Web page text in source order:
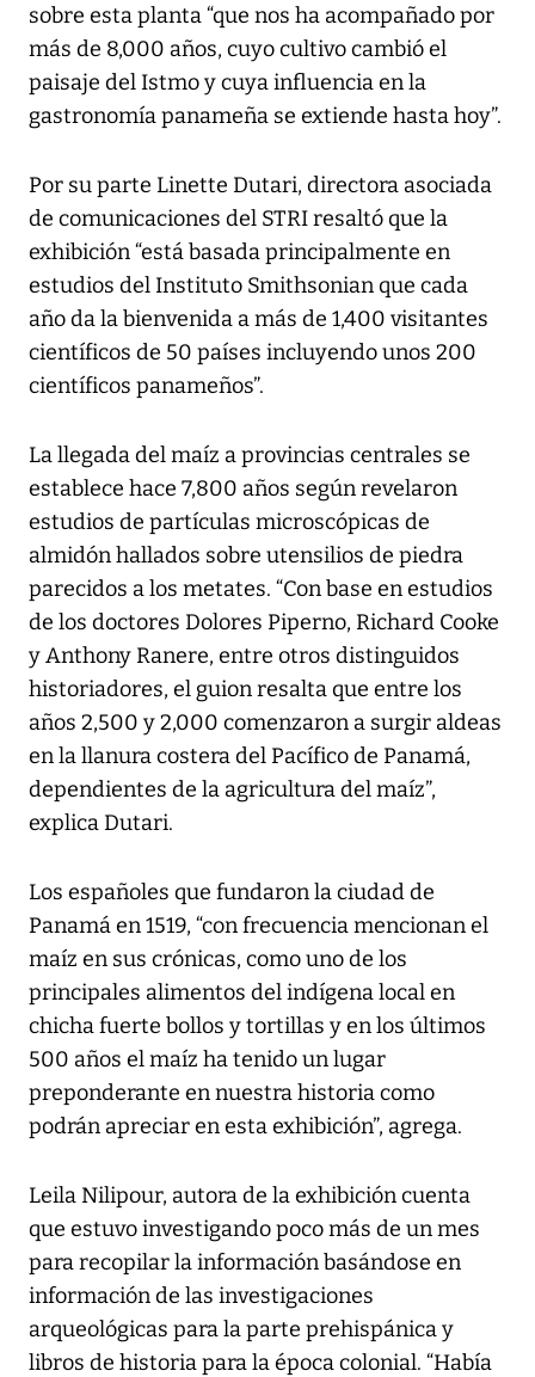
sobre esta planta “que nos ha acompañado por
más de 8,000 años, cuyo cultivo cambió el
paisaje del Istmo y cuya influencia en la
gastronomía panameña se extiende hasta hoy”.
Por su parte Linette Dutari, directora asociada
de comunicaciones del STRI resaltó que la
exhibición “está basada principalmente en
estudios del Instituto Smithsonian que cada
año da la bienvenida a más de 1,400 visitantes
científicos de 50 países incluyendo unos 200
científicos panameños”.
La llegada del maíz a provincias centrales se
establece hace 7,800 años según revelaron
estudios de partículas microscópicas de
almidón hallados sobre utensilios de piedra
parecidos a los metates. “Con base en estudios
de los doctores Dolores Piperno, Richard Cooke
y Anthony Ranere, entre otros distinguidos
historiadores, el guion resalta que entre los
años 2,500 y 2,000 comenzaron a surgir aldeas
en la llanura costera del Pacífico de Panamá,
dependientes de la agricultura del maíz”,
explica Dutari.
Los españoles que fundaron la ciudad de
Panamá en 1519, “con frecuencia mencionan el
maíz en sus crónicas, como uno de los
principales alimentos del indígena local en
chicha fuerte bollos y tortillas y en los últimos
500 años el maíz ha tenido un lugar
preponderante en nuestra historia como
podrán apreciar en esta exhibición”, agrega.
Leila Nilipour, autora de la exhibición cuenta
que estuvo investigando poco más de un mes
para recopilar la información basándose en
información de las investigaciones
arqueológicas para la parte prehispánica y
libros de historia para la época colonial. “Había